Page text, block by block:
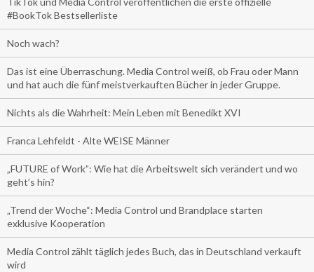
#BookTok Bestsellerliste
Noch wach?
Das ist eine Überraschung. Media Control weiß, ob Frau oder Mann
und hat auch die fünf meistverkauften Bücher in jeder Gruppe.
Nichts als die Wahrheit: Mein Leben mit Benedikt XVI
Franca Lehfeldt - Alte WEISE Männer
„FUTURE of Work”: Wie hat die Arbeitswelt sich verändert und wo
geht’s hin?
„Trend der Woche“: Media Control und Brandplace starten
exklusive Kooperation
Media Control zählt täglich jedes Buch, das in Deutschland verkauft
wird